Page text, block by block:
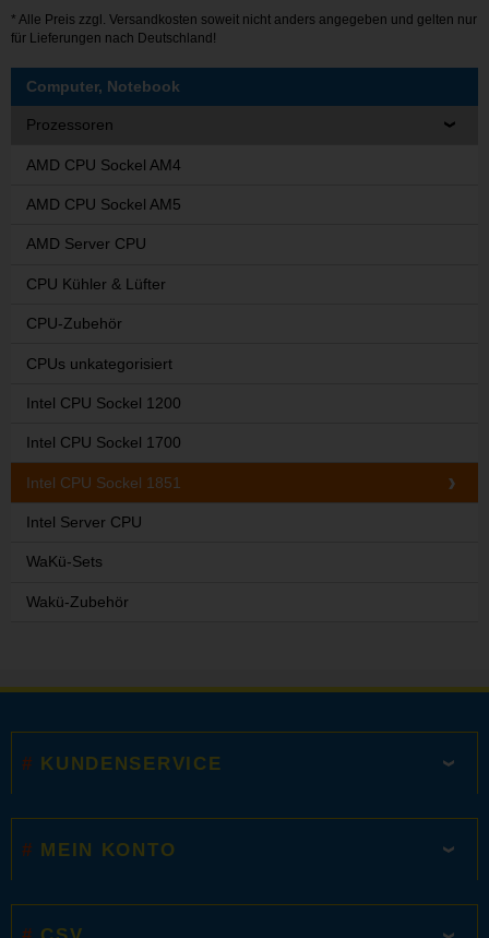
* Alle Preis zzgl. Versandkosten soweit nicht anders angegeben und gelten nur
für Lieferungen nach Deutschland!
Computer, Notebook
Prozessoren
AMD CPU Sockel AM4
AMD CPU Sockel AM5
AMD Server CPU
CPU Kühler & Lüfter
CPU-Zubehör
CPUs unkategorisiert
Intel CPU Sockel 1200
Intel CPU Sockel 1700
Intel CPU Sockel 1851
Intel Server CPU
WaKü-Sets
Wakü-Zubehör
KUNDENSERVICE
MEIN KONTO